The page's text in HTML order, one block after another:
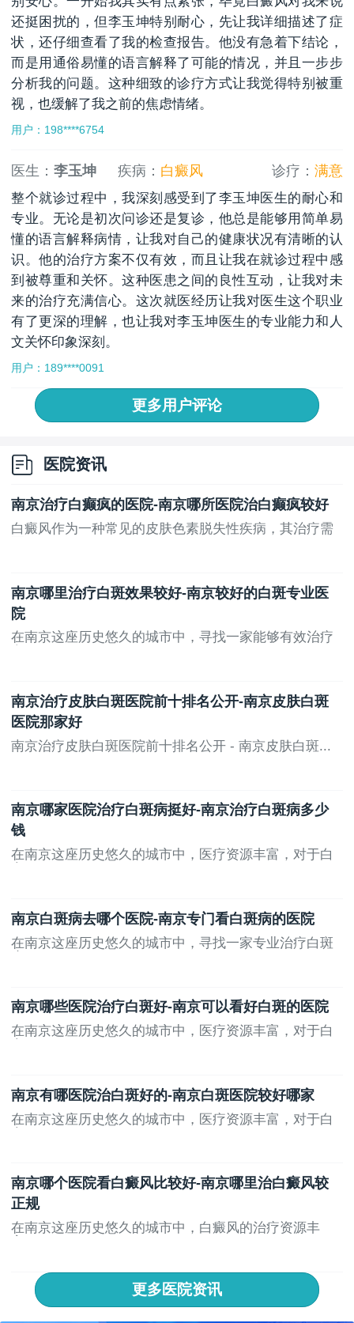
还挺困扰的，但李玉坤特别耐心，先让我详细描述了症
状，还仔细查看了我的检查报告。他没有急着下结论，
而是用通俗易懂的语言解释了可能的情况，并且一步步
分析我的问题。这种细致的诊疗方式让我觉得特别被重
视，也缓解了我之前的焦虑情绪。
用户：198****6754
医生：李玉坤 疾病： 白癜风 诊疗： 满意
整个就诊过程中，我深刻感受到了李玉坤医生的耐心和
专业。无论是初次问诊还是复诊，他总是能够用简单易
懂的语言解释病情，让我对自己的健康状况有清晰的认
识。他的治疗方案不仅有效，而且让我在就诊过程中感
到被尊重和关怀。这种医患之间的良性互动，让我对未
来的治疗充满信心。这次就医经历让我对医生这个职业
有了更深的理解，也让我对李玉坤医生的专业能力和人
文关怀印象深刻。
用户：189****0091
更多用户评论
医院资讯
南京治疗白癫疯的医院-南京哪所医院治白癫疯较好
白癜风作为一种常见的皮肤色素脱失性疾病，其治疗需
南京哪里治疗白斑效果较好-南京较好的白斑专业医
院
在南京这座历史悠久的城市中，寻找一家能够有效治疗
南京治疗皮肤白斑医院前十排名公开-南京皮肤白斑
医院那家好
南京治疗皮肤白斑医院前十排名公开 - 南京皮肤白斑...
南京哪家医院治疗白斑病挺好-南京治疗白斑病多少
钱
在南京这座历史悠久的城市中，医疗资源丰富，对于白
南京白斑病去哪个医院-南京专门看白斑病的医院
在南京这座历史悠久的城市中，寻找一家专业治疗白斑
南京哪些医院治疗白斑好-南京可以看好白斑的医院
在南京这座历史悠久的城市中，医疗资源丰富，对于白
南京有哪医院治白斑好的-南京白斑医院较好哪家
在南京这座历史悠久的城市中，医疗资源丰富，对于白
南京哪个医院看白癜风比较好-南京哪里治白癜风较
正规
在南京这座历史悠久的城市中，白癜风的治疗资源丰
更多医院资讯